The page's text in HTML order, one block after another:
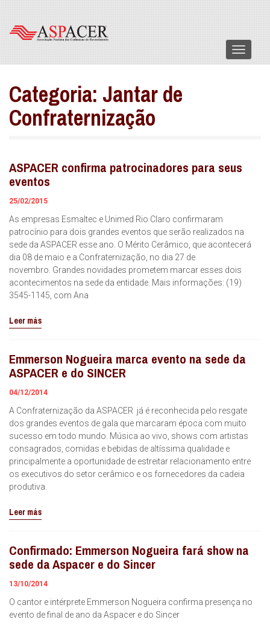
Menu
Categoria: Jantar de
Confraternização
ASPACER confirma patrocinadores para seus
eventos
25/02/2015
As empresas Esmaltec e Unimed Rio Claro confirmaram
patrocínio para dois grandes eventos que serão realizados na
sede da ASPACER esse ano. O Mérito Cerâmico, que acontecerá
dia 08 de maio e a Confraternização, no dia 27 de
novembro. Grandes novidades prometem marcar esses dois
acontecimentos na sede da entidade. Mais informações: (19)
3545-1145, com Ana
Leer más
Emmerson Nogueira marca evento na sede da
ASPACER e do SINCER
04/12/2014
A Confraternização da ASPACER já é reconhecida pelo resgate
dos grandes eventos de gala que marcaram época com muito
sucesso em todo mundo. Música ao vivo, shows com artistas
consagrados, comidas e bebidas de altíssima qualidade e
principalmente a oportunidade de estreitar relacionamento entre
os executivos do setor cerâmico e os fornecedores da cadeia
produtiva.
Leer más
Confirmado: Emmerson Nogueira fará show na
sede da Aspacer e do Sincer
13/10/2014
O cantor e intérprete Emmerson Nogueira confirma presença no
evento de final de ano da Aspacer e do Sincer